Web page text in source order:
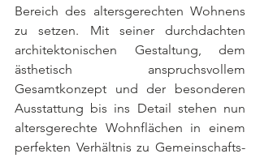
Bereich des altersgerechten Wohnens
zu setzen. Mit seiner durchdachten
architektonischen Gestaltung, dem
ästhetisch anspruchsvollem
Gesamtkonzept und der besonderen
Ausstattung bis ins Detail stehen nun
altersgerechte Wohnflächen in einem
perfekten Verhältnis zu Gemeinschafts-